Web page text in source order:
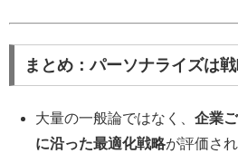
まとめ：パーソナライズは
大量の一般論ではなく、企業
に沿った最適化戦略が評価さ